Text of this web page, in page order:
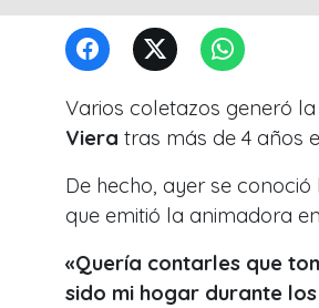
Varios coletazos generó
Viera tras más de 4 años
De hecho, ayer se
que emitió la animadora
«Quería contarles que
sido mi hogar durante